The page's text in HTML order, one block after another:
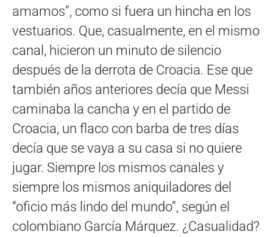
amamos”, como si fuera un hincha en los
vestuarios. Que, casualmente, en el mismo
canal, hicieron un minuto de silencio
después de la derrota de Croacia. Ese que
también años anteriores decía que Messi
caminaba la cancha y en el partido de
Croacia, un flaco con barba de tres días
decía que se vaya a su casa si no quiere
jugar. Siempre los mismos canales y
siempre los mismos aniquiladores del
“oficio más lindo del mundo”, según el
colombiano García Márquez. ¿Casualidad?